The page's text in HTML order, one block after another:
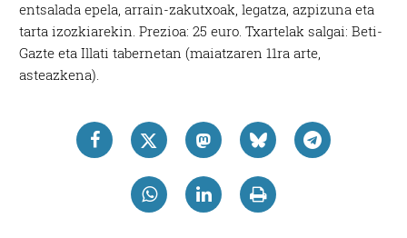
entsalada epela, arrain-zakutxoak, legatza, azpizuna eta
tarta izozkiarekin. Prezioa: 25 euro. Txartelak salgai: Beti-
Gazte eta Illati tabernetan (maiatzaren 11ra arte,
asteazkena).